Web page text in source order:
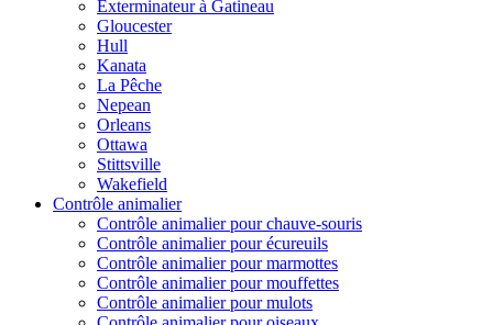
Exterminateur à Gatineau
Gloucester
Hull
Kanata
La Pêche
Nepean
Orleans
Ottawa
Stittsville
Wakefield
Contrôle animalier
Contrôle animalier pour chauve-souris
Contrôle animalier pour écureuils
Contrôle animalier pour marmottes
Contrôle animalier pour mouffettes
Contrôle animalier pour mulots